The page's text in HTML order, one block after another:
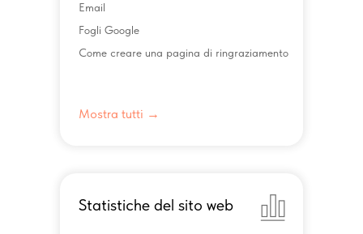
Email
Fogli Google
Come creare una pagina di ringraziamento
Mostra tutti →
Statistiche del sito web